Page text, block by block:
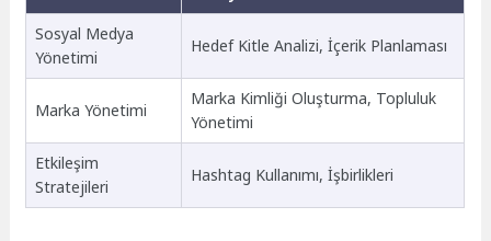
Sosyal Medya
Yönetimi
Hedef Kitle Analizi, İçerik Planlaması
Marka Yönetimi
Marka Kimliği Oluşturma, Topluluk
Yönetimi
Etkileşim
Stratejileri
Hashtag Kullanımı, İşbirlikleri